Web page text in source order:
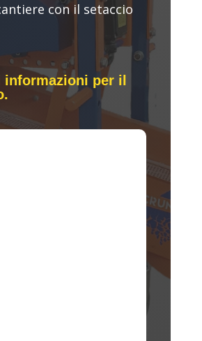
con il setaccio
informazioni per il